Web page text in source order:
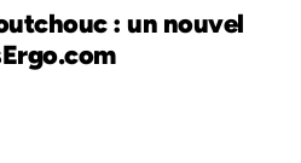
: un nouvel